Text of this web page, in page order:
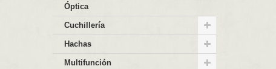
Óptica
Cuchillería
Hachas
Multifunción